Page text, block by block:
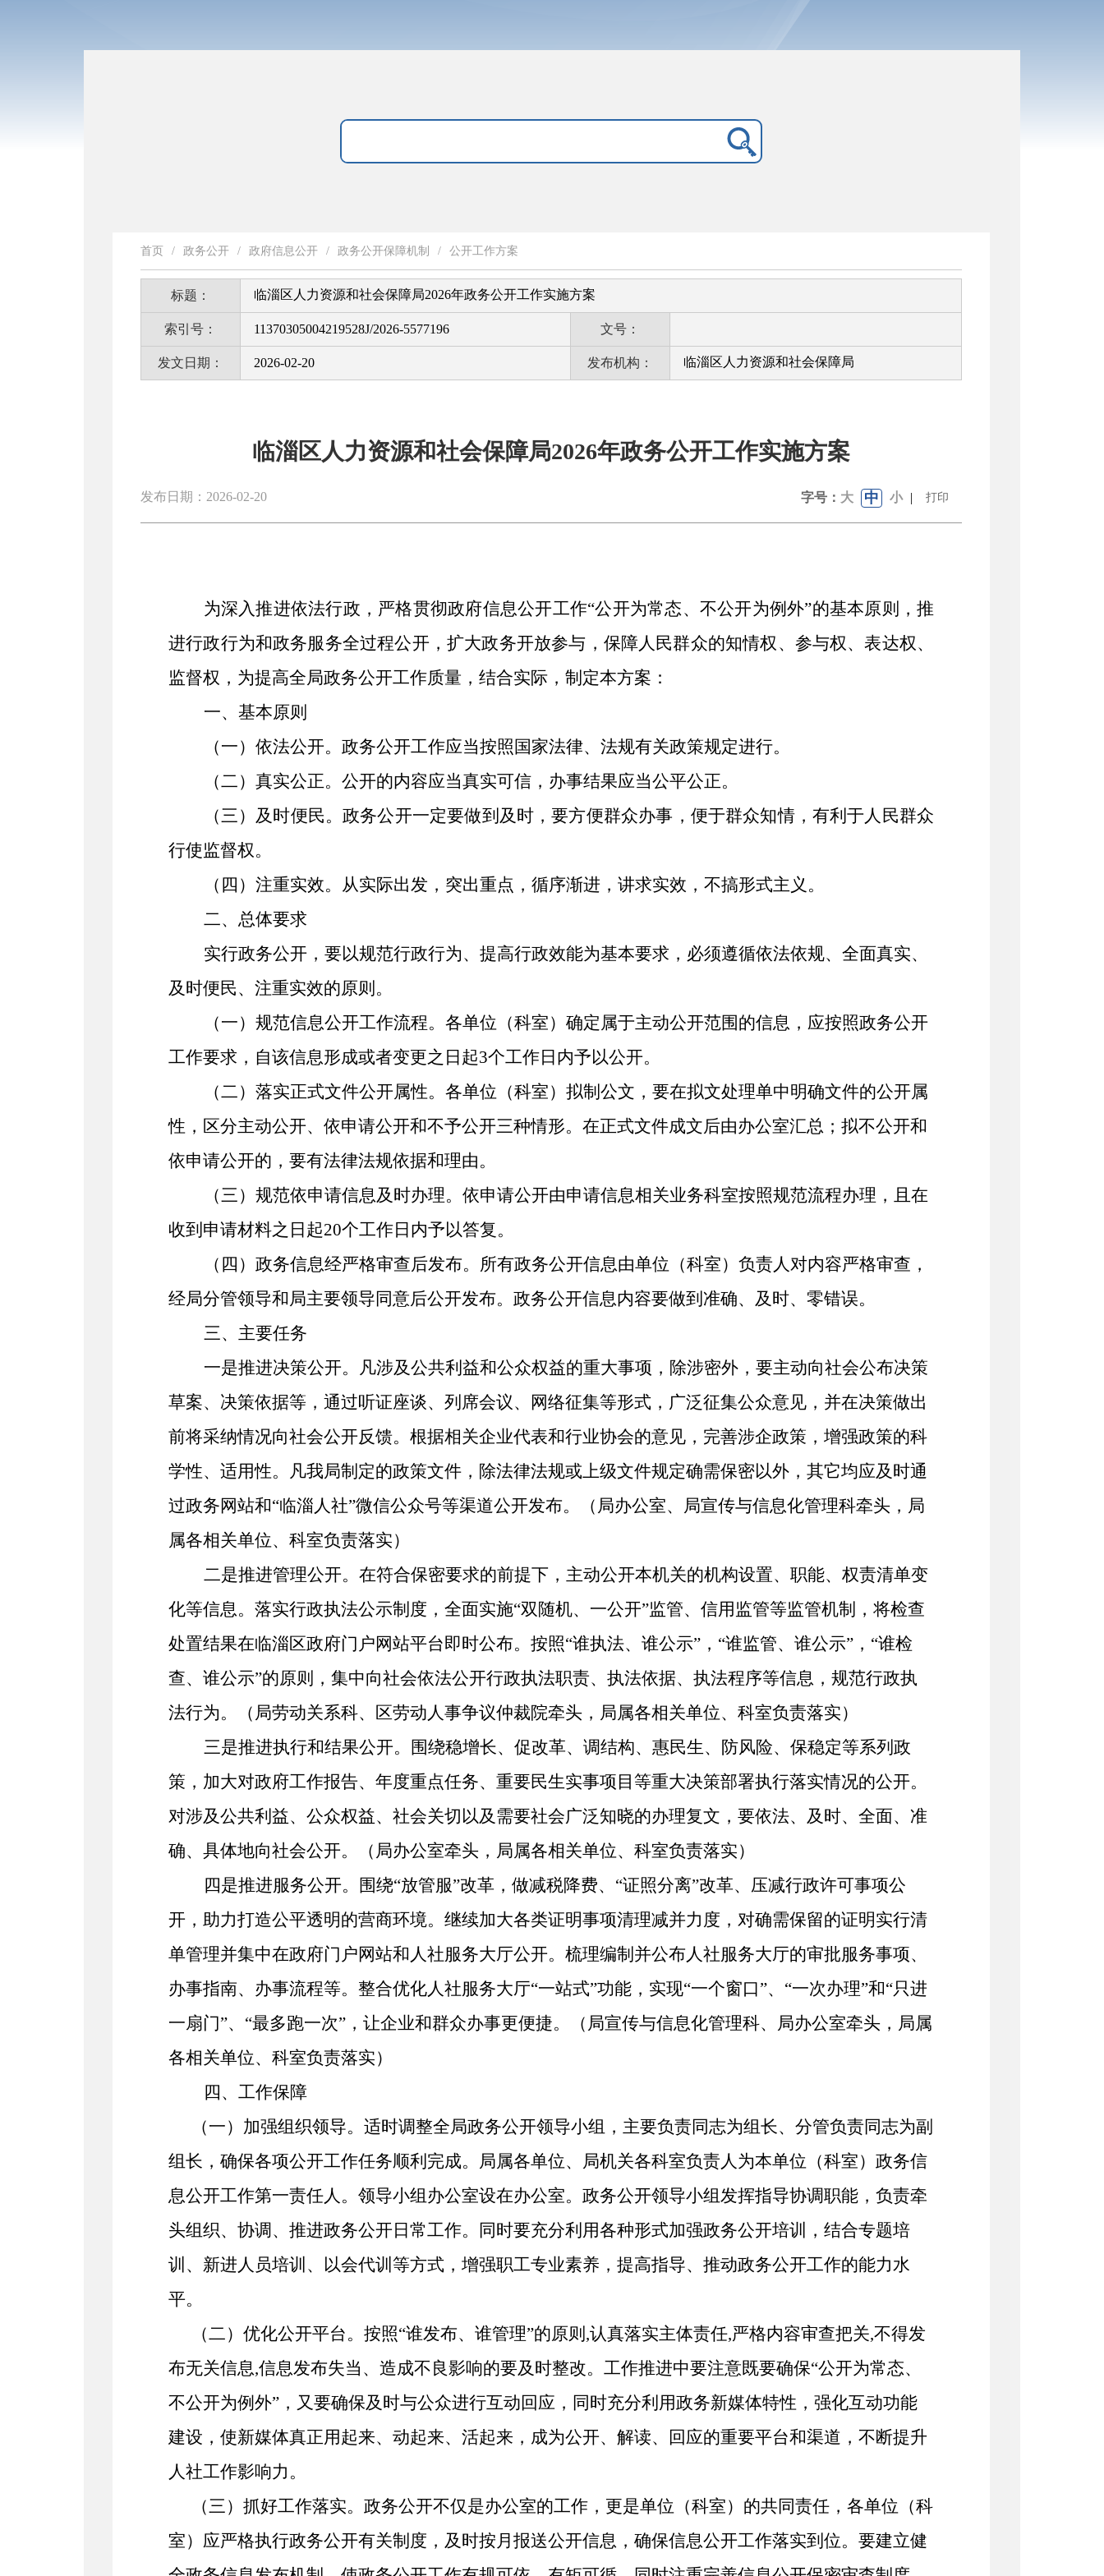
首页 / 政务公开 / 政府信息公开 / 政务公开保障机制 / 公开工作方案
标题： 临淄区人力资源和社会保障局2026年政务公开工作实施方案
索引号： 11370305004219528J/2026-5577196 文号：
发文日期： 2026-02-20 发布机构： 临淄区人力资源和社会保障局
临淄区人力资源和社会保障局2026年政务公开工作实施方案
发布日期：2026-02-20 字号： 大 中 小 | 打印
为深入推进依法行政 ， 严格贯彻政府信息公开工作“公开为常态、不公开为例外”的基本原则，推
进行政行为和政务服务全过程公开， 扩大政务开放参与 ， 保障人民群众的知情权、参与权、表达权、
监督权 ，为提高全局政务公开工作质量，结合实际，制定本方案 ：
一、 基本原则
（一） 依法公开。 政务公开工作应当按照国家法律、法规有关政策规定进行。
（二） 真实公正。 公开的内容应当真实可信，办事结果应当公平公正。
（三） 及时便民。政务公开一定要做到及时，要方便群众办事，便于群众知情，有利于人民群众
行使监督权。
（ 四 ） 注重实效。 从实际出发，突出重点，循序渐进，讲求实效，不搞形式主义。
二、 总体要求
实行政务公开，要以规范行政行为、提高行政效能为基本要求，必须遵循依法依规、全面真实、
及时便民、注重实效的原则。
（一） 规范信息公开工作流程。 各单位（科室）确定属于主动公开范围的信息， 应按照政务公开
工作要求，自该信息形成或者变更之日起3个工作日内予以公开。
（二） 落实正式文件公开属性。 各单位（科室） 拟制公文，要在拟文处理单中明确文件的公开属
性，区分主动公开、依申请公开和不予公开三种情形。 在正式文件成文后由办公室汇总 ； 拟不公开和
依申请公开的，要有法律法规依据和理由。
（三） 规范依申请信息及时办理。 依申请公开由申请信息相关业务科室按照规范流程办理，且在
收到申请材料之日起20个工作日内予以答复。
（ 四 ） 政务信息经严格审查后发布。 所有政务公开信息由单位（科室） 负责人对内容严格审查，
经局分管领导和局主要领导同意后公开发布。 政务公开信息内容要做到准确、及时、零错误。
三、主要任务
一是推进决策公开。
凡涉及公共利益和公众权益的重大事项，除涉密外，要主动向社会公布决策
草案、决策依据等，通过听证座谈、列席会议、网络征集等形式，广泛征集公众意见，并在决策做出
前将采纳情况向社会公开反馈。 根据相关企业代表和行业协会的意见， 完善涉企政策， 增强政策的科
学性、适用性。
凡我局制定的政策文件，除法律法规或上级文件规定确需保密以外， 其它均应及时通
过政务网站和“临淄人社”微信公众号等渠道公开发布。（局办公室、局宣传与信息化管理科牵头，局
属各相关单位、 科室负责落实）
二是推进管理公开。 在符合保密要求的前提下，主动公开本机关的机构设置、职能、权责清单变
化等信息。落实行政执法公示制度，全面实施“双随机、一公开”监管、信用监管等监管机制，将检查
处置结果在临淄区政府门户网站平台即时公布。按照“谁执法、谁公示”，“谁监管、谁公示”，“谁检
查、谁公示”的原则，集中向社会依法公开行政执法职责、执法依据、执法程序等信息，规范行政执
法行为。（ 局劳动关系科、区劳动人事争议仲裁院牵头，局属各相关单位、 科室负责落实）
三是推进执行和结果公开。
围绕稳增长、促改革、调结构、惠民生、防风险、保稳定等系列政
策，加大对政府工作报告、年度重点任务、重要民生实事项目等重大决策部署执行落实情况的公开。
对涉及公共利益、公众权益、社会关切以及需要社会广泛知晓的办理复文，要依法、及时、全面、准
确、具体地向社会公开。（局办公室牵头，局属各相关单位、 科室负责落实）
四是推进服务公开。
围绕“放管服”改革，做减税降费、“证照分离”改革、压减行政许可事项公
开，助力打造公平透明的营商环境。继续加大各类证明事项清理减并力度，对确需保留的证明实行清
单管理并集中在政府门户网站和人社服务大厅公开。梳理编制并公布人社服务大厅的审批服务事项、
办事指南、办事流程等。整合优化人社服务大厅“一站式”功能，实现“一个窗口”、“一次办理”和“只进
一扇门”、“最多跑一次”，让企业和群众办事更便捷。（ 局宣传与信息化管理科、 局办公室牵头，局属
各相关单位、 科室负责落实）
四、 工作保障
（一） 加强组织领导。 适时调整全局政务公开领导小组，主要负责同志为组长、分管负责同志为副
组长，确保各项公开工作任务顺利完成。 局属各单位、局机关各科室负责人为本单位（科室）政务信
息公开工作第一责任人。领导小组办公室设在办公室。政务公开领导小组发挥指导协调职能 ， 负责牵
头组织、协调、推进政务公开日常工作。同时要充分利用各种形式加强政务公开培训，结合专题培
训、新进人员培训、以会代训等方式，增强职工专业素养，提高指导、推动政务公开工作的能力水
平。
（二）优化公开平台。 按照“谁发布、谁管理”的原则,认真落实主体责任,严格内容审查把关,不得发
布无关信息,信息发布失当、造成不良影响的要及时整改。工作推进中要注意既要确保“公开为常态、
不公开为例外”，又要确保及时与公众进行互动回应，同时充分利用政务新媒体特性，强化互动功能
建设，使新媒体真正用起来、动起来、活起来，成为公开、解读、回应的重要平台和渠道，不断提升
人社工作影响力。
（三）抓好工作落实。 政务公开不仅是办公室的工作，更是单位（科室） 的共同责任 ，各单位（科
室）应严格执行政务公开有关制度，及时按月报送公开信息，确保信息公开工作落实到位。 要建立健